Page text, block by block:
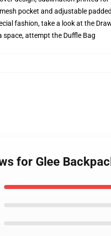
pocket and adjustable
fashion, take a look at the
space, attempt the Duffle Bag
for Glee